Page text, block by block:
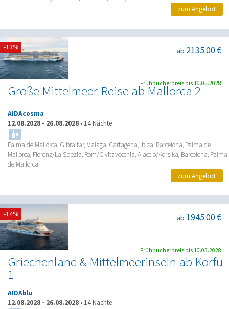
zum Angebot
Große Mittelmeer-Reise ab Mallorca 2
ab 2135.00 €
AIDAcosma
12.08.2028 - 26.08.2028 • 14 Nächte
Palma de Mallorca, Gibraltar, Malaga, Cartagena, Ibiza, Barcelona, Palma de
Mallorca, Florenz/La Spezia, Rom/Civitavecchia, Ajaccio/Korsika, Barcelona, Palma
de Mallorca
-13%
Frühbucherpreis bis 10.05.2028
zum Angebot
Griechenland & Mittelmeerinseln ab Korfu
1
ab 1945.00 €
AIDAblu
12.08.2028 - 26.08.2028 • 14 Nächte
-14%
Frühbucherpreis bis 10.05.2028